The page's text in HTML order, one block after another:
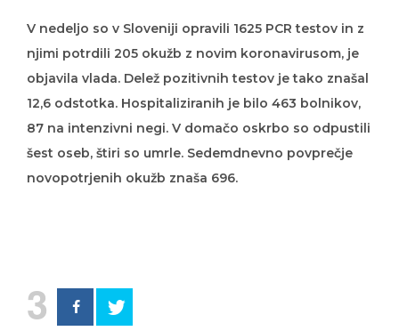
V nedeljo so v Sloveniji opravili 1625 PCR testov in z
njimi potrdili 205 okužb z novim koronavirusom, je
objavila vlada. Delež pozitivnih testov je tako znašal
12,6 odstotka. Hospitaliziranih je bilo 463 bolnikov,
87 na intenzivni negi. V domačo oskrbo so odpustili
šest oseb, štiri so umrle. Sedemdnevno povprečje
novopotrjenih okužb znaša 696.
3